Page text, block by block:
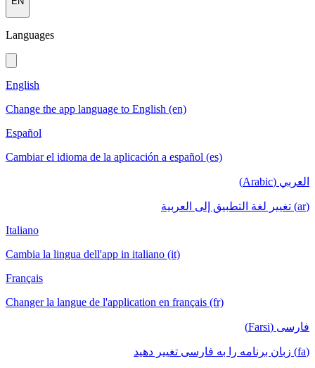
Languages
English
Change the app language to English (en)
Español
Cambiar el idioma de la aplicación a español (es)
العربي (Arabic)
(ar) تغيير لغة التطبيق إلى العربية
Italiano
Cambia la lingua dell'app in italiano (it)
Français
Changer la langue de l'application en français (fr)
فارسی (Farsi)
(fa) زبان برنامه را به فارسی تغییر دهید